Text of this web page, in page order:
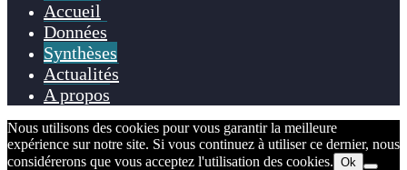
Accueil
Données
Synthèses
Actualités
A propos
Nous utilisons des cookies pour vous garantir la meilleure
expérience sur notre site. Si vous continuez à utiliser ce dernier, nous
considérerons que vous acceptez l'utilisation des cookies. Ok